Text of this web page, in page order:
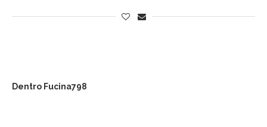
Dentro Fucina798